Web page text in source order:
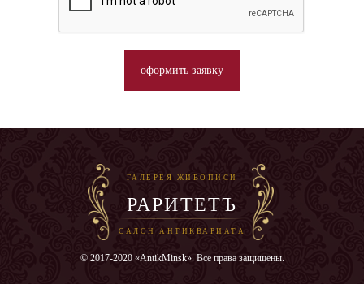
оформить заявку
ГАЛЕРЕЯ ЖИВОПИСИ
РАРИТЕТЪ
САЛОН АНТИКВАРИАТА
© 2017-2020 «AntikMinsk». Все права защищены.